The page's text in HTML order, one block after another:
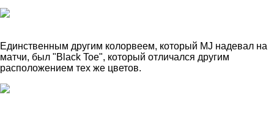
Единственным другим колорвеем, который MJ надевал на
матчи, был "Black Toe", который отличался другим
расположением тех же цветов.